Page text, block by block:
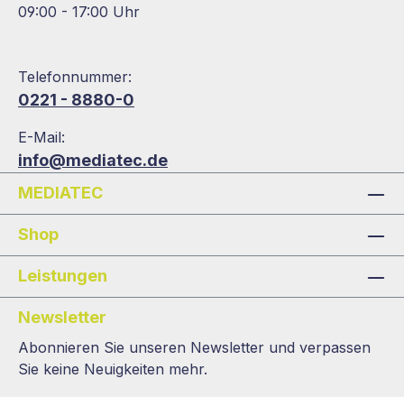
09:00 - 17:00 Uhr
Telefonnummer:
0221 - 8880-0
E-Mail:
info@mediatec.de
MEDIATEC
Shop
Leistungen
Newsletter
Abonnieren Sie unseren Newsletter und verpassen
Sie keine Neuigkeiten mehr.